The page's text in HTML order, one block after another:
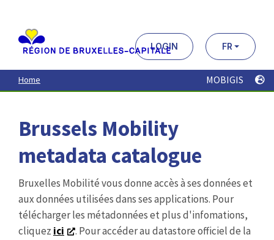
contenu
principal
LOGIN FR
Home MOBIGIS
Brussels Mobility
metadata catalogue
Bruxelles Mobilité vous donne accès à ses données et
aux données utilisées dans ses applications. Pour
télécharger les métadonnées et plus d'infomations,
cliquez ici
. Pour accéder au datastore officiel de la